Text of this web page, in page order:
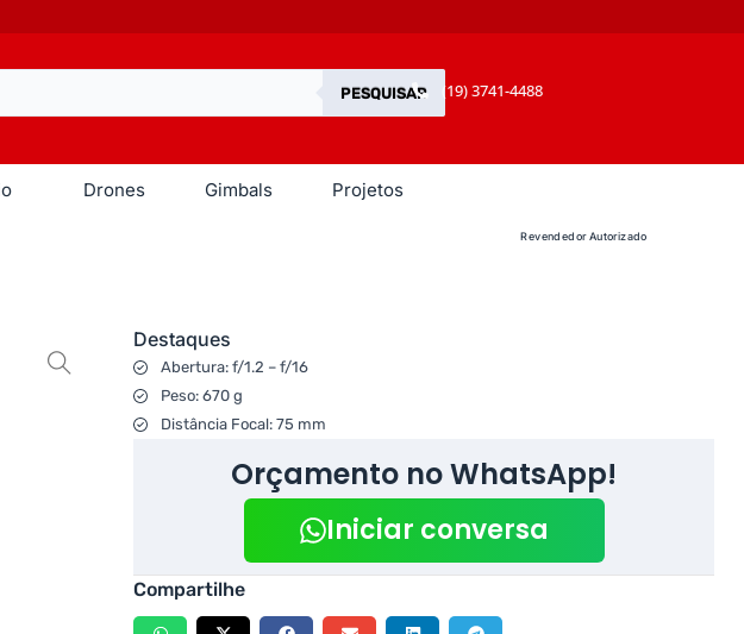
PESQUISAR (19) 3741-4488
Drones Gimbals Projetos
Revendedor Autorizado
Destaques
Abertura: f/1.2 – f/16
Peso: 670 g
Distância Focal: 75 mm
Orçamento no WhatsApp!
Iniciar conversa
Compartilhe